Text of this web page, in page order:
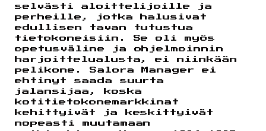
selvästi aloittelijoille ja
perheille, jotka halusivat
edullisen tavan tutustua
tietokoneisiin. Se oli myös
opetusväline ja ohjelmoinnin
harjoittelualusta, ei niinkään
pelikone. Salora Manager ei
ehtinyt saada suurta
jalansijaa, koska
kotitietokonemarkkinat
kehittyivät ja keskittyivät
nopeasti muutamaan